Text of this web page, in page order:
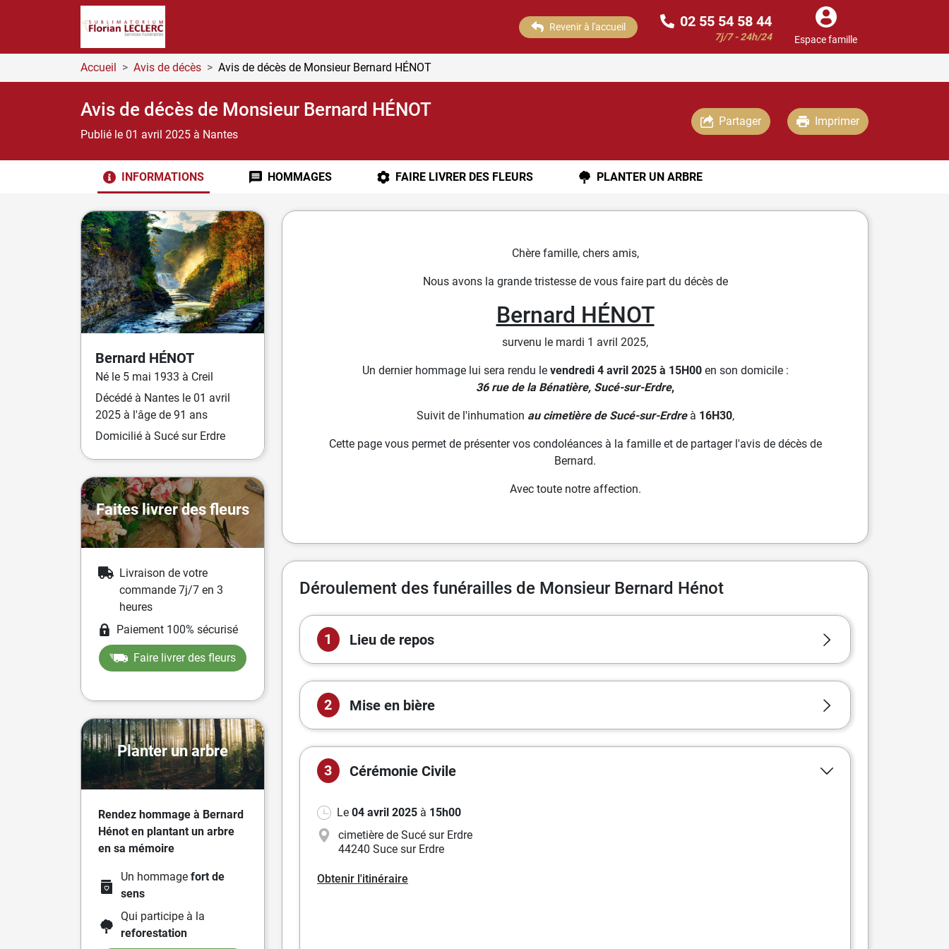
Revenir à l'accueil 02 55 54 58 44
7j/7 - 24h/24 Espace famille
Accueil Avis de décès Avis de décès de Monsieur Bernard HÉNOT
Avis de décès de Monsieur Bernard HÉNOT
Publié le 01 avril 2025 à Nantes
Partager Imprimer
INFORMATIONS HOMMAGES FAIRE LIVRER DES FLEURS PLANTER UN ARBRE
Bernard HÉNOT
Né le 5 mai 1933 à Creil
Décédé à Nantes le 01 avril
2025 à l'âge de 91 ans
Domicilié à Sucé sur Erdre
Faites livrer des fleurs
Livraison de votre
commande 7j/7 en 3
heures
Paiement 100% sécurisé
Faire livrer des fleurs
Planter un arbre
Rendez hommage à Bernard
Hénot en plantant un arbre
en sa mémoire
Un hommage fort de
sens
Qui participe à la
reforestation
Chère famille, chers amis,
Nous avons la grande tristesse de vous faire part du décès de
Bernard HÉNOT
survenu le mardi 1 avril 2025,
Un dernier hommage lui sera rendu le vendredi 4 avril 2025 à 15H00en son domicile :
36 rue de la Bénatière, Sucé-sur-Erdre,
Suivit de l'inhumation au cimetière de Sucé-sur-Erdreà 16H30,
Cette page vous permet de présenter vos condoléances à la famille et de partager l'avis de décès de
Bernard.
Avec toute notre affection.
Déroulement des funérailles de Monsieur Bernard Hénot
1 Lieu de repos
2 Mise en bière
3 Cérémonie Civile
Le 04 avril 2025 à 15h00
cimetière de Sucé sur Erdre
44240 Suce sur Erdre
Obtenir l'itinéraire